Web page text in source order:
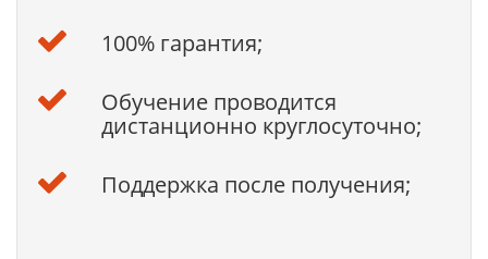
100% гарантия;
Обучение проводится
дистанционно круглосуточно;
Поддержка после получения;